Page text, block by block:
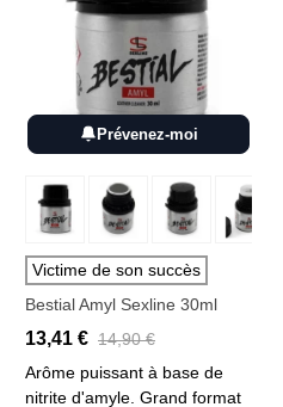
Prévenez-moi
Victime de son succès
Bestial Amyl Sexline 30ml
13,41 € 14,90 €
Arôme puissant à base de
nitrite d'amyle. Grand format